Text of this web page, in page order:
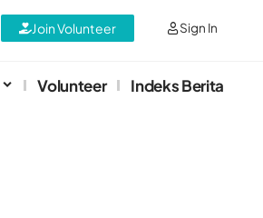
Sign In
Join Volunteer
Volunteer Indeks Berita